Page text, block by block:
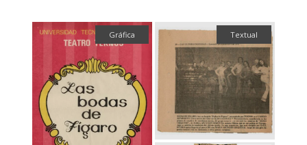
Gráfica Textual